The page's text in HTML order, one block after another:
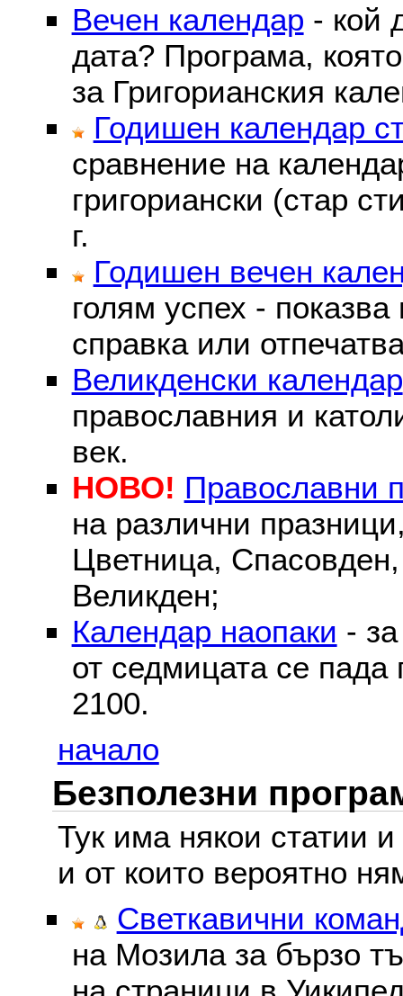
Вечен календар - кой
дата? Програма,
за Григорианския
Годишен календар
сравнение на
григориански (стар
г.
Годишен вечен
голям успех -
справка или
Великденски календар
православния и
век.
НОВО! Православни
на различни
Цветница, Спасовден,
Великден;
Календар наопаки -
от седмицата се пада
2100.
начало
Безполезни
Тук има някои статии
и от които вероятно
Светкавични
на Мозила за бързо